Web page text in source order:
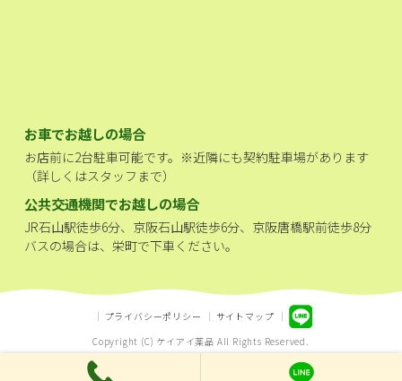
お車でお越しの場合
お店前に2台駐車可能です。※近隣にも契約駐車場があります
（詳しくはスタッフまで）
公共交通機関でお越しの場合
JR石山駅徒歩6分、京阪石山駅徒歩6分、京阪唐橋駅前徒歩8分
バスの場合は、栄町で下車ください。
プライバシーポリシー
サイトマップ
Copyright (C) ケイアイ薬品 All Rights Reserved.